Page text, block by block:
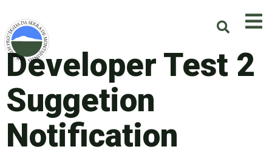
Developer Test 2
Suggetion
Notification